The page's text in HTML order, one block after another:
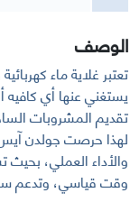
الوصف
تعتبر غلاية ماء
يستغني عنها أي
تقديم المشروبات
لهذا حرصت جولدن آيس
والأداء العملي،
وقت قياسي، وتدعم